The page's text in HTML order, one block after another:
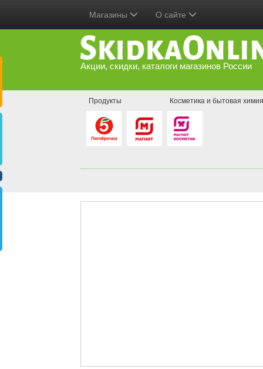
Магазины О сайте
Акции, скидки, каталоги магазинов России
Продукты Косметика и бытовая химия